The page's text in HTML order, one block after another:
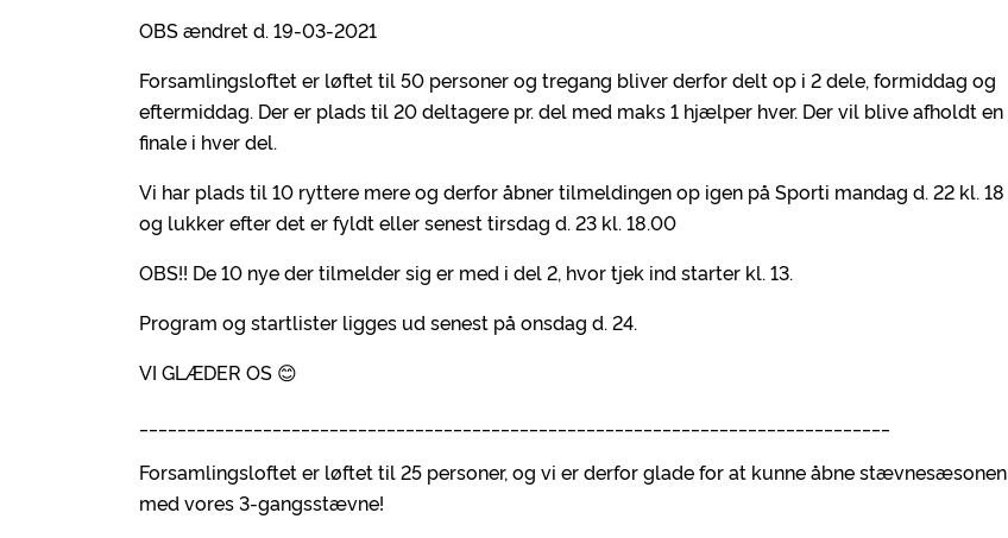
OBS ændret d. 19-03-2021
Forsamlingsloftet er løftet til 50 personer og tregang bliver derfor delt op i 2 dele, formiddag og
eftermiddag. Der er plads til 20 deltagere pr. del med maks 1 hjælper hver. Der vil blive afholdt en
finale i hver del.
Vi har plads til 10 ryttere mere og derfor åbner tilmeldingen op igen på Sporti mandag d. 22 kl. 18
og lukker efter det er fyldt eller senest tirsdag d. 23 kl. 18.00
OBS!! De 10 nye der tilmelder sig er med i del 2, hvor tjek ind starter kl. 13.
Program og startlister ligges ud senest på onsdag d. 24.
VI GLÆDER OS 😊
Forsamlingsloftet er løftet til 25 personer, og vi er derfor glade for at kunne åbne stævnesæsonen
med vores 3-gangsstævne!